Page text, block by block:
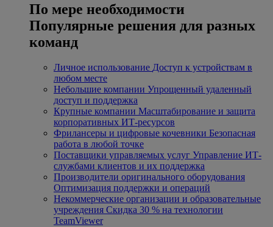
По мере необходимости
Популярные решения для разных
команд
Личное использование Доступ к устройствам в
любом месте
Небольшие компании Упрощенный удаленный
доступ и поддержка
Крупные компании Масштабирование и защита
корпоративных ИТ-ресурсов
Фрилансеры и цифровые кочевники Безопасная
работа в любой точке
Поставщики управляемых услуг Управление ИТ-
службами клиентов и их поддержка
Производители оригинального оборудования
Оптимизация поддержки и операций
Некоммерческие организации и образовательные
учреждения Скидка 30 % на технологии
TeamViewer